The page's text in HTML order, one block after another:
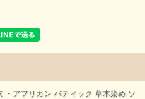
・アフリカン バティック 草木染め ソ